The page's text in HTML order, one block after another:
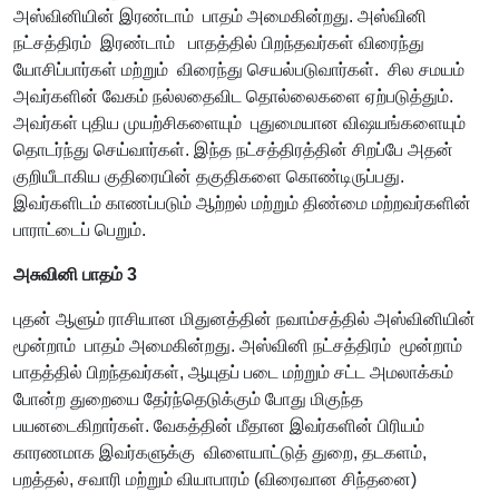
அஸ்வினியின் இரண்டாம் பாதம் அமைகின்றது. அஸ்வினி
நட்சத்திரம் இரண்டாம் பாதத்தில் பிறந்தவர்கள் விரைந்து
யோசிப்பார்கள் மற்றும் விரைந்து செயல்படுவார்கள். சில சமயம்
அவர்களின் வேகம் நல்லதைவிட தொல்லைகளை ஏற்படுத்தும்.
அவர்கள் புதிய முயற்சிகளையும் புதுமையான விஷயங்களையும்
தொடர்ந்து செய்வார்கள். இந்த நட்சத்திரத்தின் சிறப்பே அதன்
குறியீடாகிய குதிரையின் தகுதிகளை கொண்டிருப்பது.
இவர்களிடம் காணப்படும் ஆற்றல் மற்றும் திண்மை மற்றவர்களின்
பாராட்டைப் பெறும்.
அசுவினி பாதம் 3
புதன் ஆளும் ராசியான மிதுனத்தின் நவாம்சத்தில் அஸ்வினியின்
மூன்றாம் பாதம் அமைகின்றது. அஸ்வினி நட்சத்திரம் மூன்றாம்
பாதத்தில் பிறந்தவர்கள், ஆயுதப் படை மற்றும் சட்ட அமலாக்கம்
போன்ற துறையை தேர்ந்தெடுக்கும் போது மிகுந்த
பயனடைகிறார்கள். வேகத்தின் மீதான இவர்களின் பிரியம்
காரணமாக இவர்களுக்கு விளையாட்டுத் துறை, தடகளம்,
பறத்தல், சவாரி மற்றும் வியாபாரம் (விரைவான சிந்தனை)